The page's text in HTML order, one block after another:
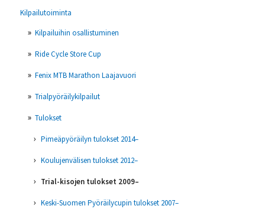
Kilpailutoiminta
Kilpailuihin osallistuminen
Ride Cycle Store Cup
Fenix MTB Marathon Laajavuori
Trialpyöräilykilpailut
Tulokset
Pimeäpyöräilyn tulokset 2014–
Koulujenvälisen tulokset 2012–
Trial-kisojen tulokset 2009–
Keski-Suomen Pyöräilycupin tulokset 2007–